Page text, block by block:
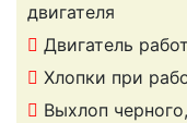
двигателя
Двигатель
Хлопки при
Выхлоп